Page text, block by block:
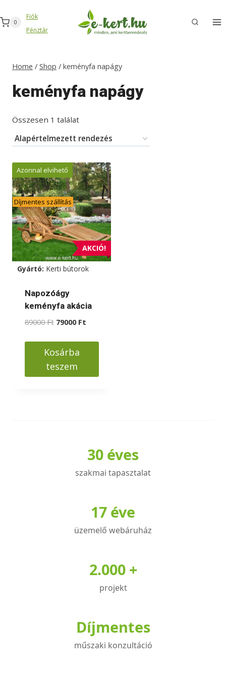
to
content
0
Fiók
Pénztár
Home / Shop / keményfa napágy
keményfa napágy
Összesen 1 találat
AKCIÓ!
Azonnal elvihető
Díjmentes szállítás
Gyártó: Kerti bútorok
Napozóágy
keményfa akácia
89000Ft Original
was:
89000 Ft.
79000 FtCurrent
is:
Kosárba
teszem
30 éves
szakmai tapasztalat
17 éve
üzemelő webáruház
2.000 +
projekt
Díjmentes
műszaki konzultáció